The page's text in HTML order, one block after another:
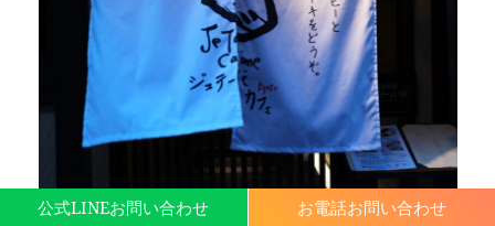
公式LINEお問い合わせ お電話お問い合わせ